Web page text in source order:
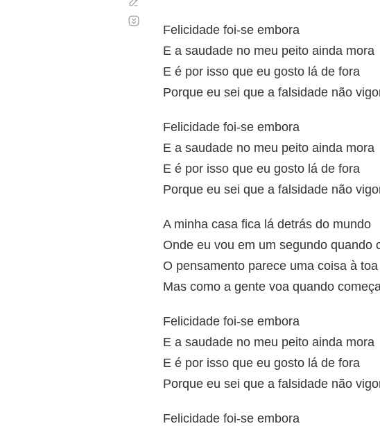
Felicidade foi-se embora
E a saudade no meu peito ainda mora
E é por isso que eu gosto lá de fora
Porque eu sei que a falsidade não
Felicidade foi-se embora
E a saudade no meu peito ainda mora
E é por isso que eu gosto lá de fora
Porque eu sei que a falsidade não
A minha casa fica lá detrás do mundo
Onde eu vou em um segundo quando
O pensamento parece uma coisa à toa
Mas como a gente voa quando
Felicidade foi-se embora
E a saudade no meu peito ainda mora
E é por isso que eu gosto lá de fora
Porque eu sei que a falsidade não
Felicidade foi-se embora
automático